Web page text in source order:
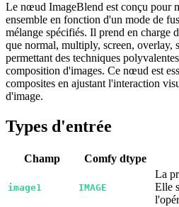
Le nœud ImageBlend est conçu pour
ensemble en fonction d'un mode de
mélange spécifiés. Il prend en charge
que normal, multiply, screen, overlay,
permettant des techniques
composition d'images. Ce nœud est
composites en ajustant l'interaction
d'image.
Types d'entrée
Champ Comfy dtype
image1 IMAGE
La
Elle